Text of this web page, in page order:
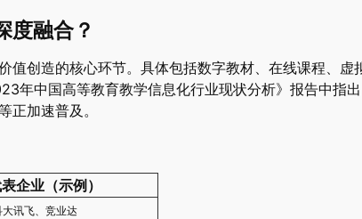
度融合？
值创造的核心环节。具体包括数字教材、在线课程、
年中国高等教育教学信息化行业现状分析》报告中指
正加速普及。
企业（示例）
大讯飞、竞业达